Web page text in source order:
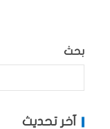
بحث
آخر تحديث